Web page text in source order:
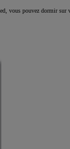
vous pouvez dormir